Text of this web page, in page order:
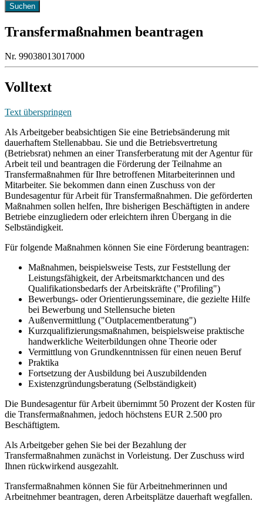
Transfermaßnahmen beantragen
Nr. 99038013017000
Volltext
Text überspringen
Als Arbeitgeber beabsichtigen Sie eine Betriebsänderung mit
dauerhaftem Stellenabbau. Sie und die Betriebsvertretung
(Betriebsrat) nehmen an einer Transferberatung mit der Agentur für
Arbeit teil und beantragen die Förderung der Teilnahme an
Transfermaßnahmen für Ihre betroffenen Mitarbeiterinnen und
Mitarbeiter. Sie bekommen dann einen Zuschuss von der
Bundesagentur für Arbeit für Transfermaßnahmen. Die geförderten
Maßnahmen sollen helfen, Ihre bisherigen Beschäftigten in andere
Betriebe einzugliedern oder erleichtern ihren Übergang in die
Selbständigkeit.
Für folgende Maßnahmen können Sie eine Förderung beantragen:
Maßnahmen, beispielsweise Tests, zur Feststellung der
Leistungsfähigkeit, der Arbeitsmarktchancen und des
Qualifikationsbedarfs der Arbeitskräfte ("Profiling")
Bewerbungs- oder Orientierungsseminare, die gezielte Hilfe
bei Bewerbung und Stellensuche bieten
Außenvermittlung ("Outplacementberatung")
Kurzqualifizierungsmaßnahmen, beispielsweise praktische
handwerkliche Weiterbildungen ohne Theorie oder
Vermittlung von Grundkenntnissen für einen neuen Beruf
Praktika
Fortsetzung der Ausbildung bei Auszubildenden
Existenzgründungsberatung (Selbständigkeit)
Die Bundesagentur für Arbeit übernimmt 50 Prozent der Kosten für
die Transfermaßnahmen, jedoch höchstens EUR 2.500 pro
Beschäftigtem.
Als Arbeitgeber gehen Sie bei der Bezahlung der
Transfermaßnahmen zunächst in Vorleistung. Der Zuschuss wird
Ihnen rückwirkend ausgezahlt.
Transfermaßnahmen können Sie für Arbeitnehmerinnen und
Arbeitnehmer beantragen, deren Arbeitsplätze dauerhaft wegfallen.